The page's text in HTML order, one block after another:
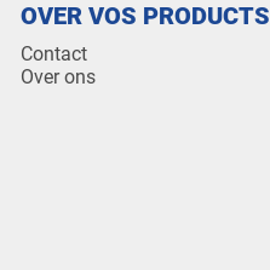
OVER VOS PRODUCTS
Contact
Over ons